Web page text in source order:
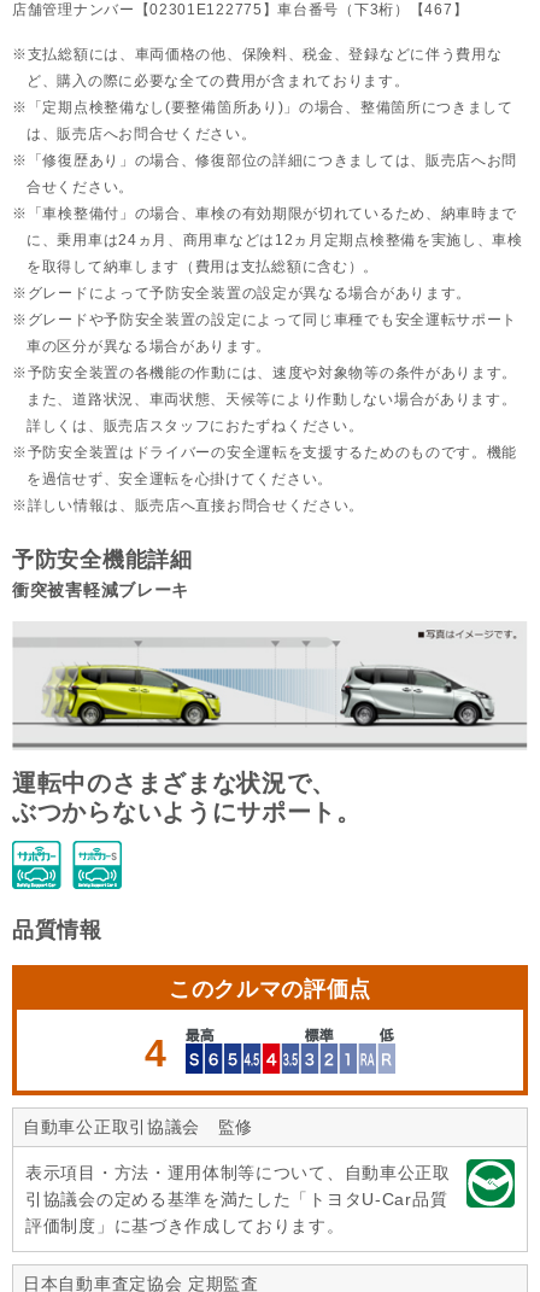
店舗管理ナンバー【02301E122775】車台番号（下3桁）【467】
支払総額には、車両価格の他、保険料、税金、登録などに伴う費用な
ど、購入の際に必要な全ての費用が含まれております。
「定期点検整備なし(要整備箇所あり)」の場合、整備箇所につきまして
は、販売店へお問合せください。
「修復歴あり」の場合、修復部位の詳細につきましては、販売店へお問
合せください。
「車検整備付」の場合、車検の有効期限が切れているため、納車時まで
に、乗用車は24ヵ月、 商用車などは12ヵ月定期点検整備を実施し、車検
を取得して納車します（費用は支払総額に含む）。
グレードによって予防安全装置の設定が異なる場合があります。
グレードや予防安全装置の設定によって同じ車種でも安全運転サポート
車の区分が異なる場合があります。
予防安全装置の各機能の作動には、速度や対象物等の条件があります。
また、道路状況、車両状態、天候等により作動しない場合があります。
詳しくは、販売店スタッフにおたずねください。
予防安全装置はドライバーの安全運転を支援するためのものです。機能
を過信せず、安全運転を心掛けてください。
詳しい情報は、販売店へ直接お問合せください。
予防安全機能詳細
衝突被害軽減ブレーキ
運転中のさまざまな状況で、
ぶつからないようにサポート。
品質情報
このクルマの評価点
4
自動車公正取引協議会 監修
表示項目・方法・運用体制等について、自動車公正取
引協議会の定める基準を満たした「トヨタU-Car品質
評価制度」に基づき作成しております。
日本自動車査定協会 定期監査